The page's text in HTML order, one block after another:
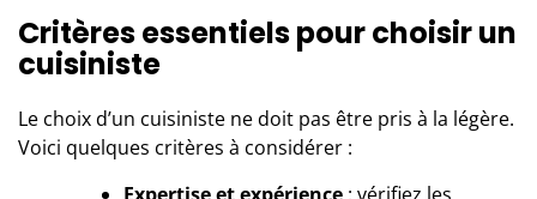
Critères essentiels pour choisir un
cuisiniste
Le choix d’un cuisiniste ne doit pas être pris à la légère.
Voici quelques critères à considérer :